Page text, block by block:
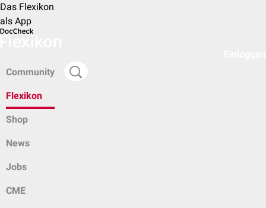
Das Flexikon
als App
Community
Flexikon
Shop
News
Jobs
CME